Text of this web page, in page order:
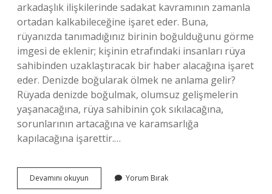
arkadaşlık ilişkilerinde sadakat kavramının zamanla
ortadan kalkabileceğine işaret eder. Buna,
rüyanızda tanımadığınız birinin boğulduğunu görme
imgesi de eklenir; kişinin etrafındaki insanları rüya
sahibinden uzaklaştıracak bir haber alacağına işaret
eder. Denizde boğularak ölmek ne anlama gelir?
Rüyada denizde boğulmak, olumsuz gelişmelerin
yaşanacağına, rüya sahibinin çok sıkılacağına,
sorunlarının artacağına ve karamsarlığa
kapılacağına işarettir.…
Devamını okuyun Denizde
Boğularak
Yorum Bırak